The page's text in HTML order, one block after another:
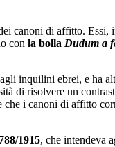
canoni di affitto. Essi,
con la bolla Dudum a
inquilini ebrei, e ha
di risolvere un
i canoni di affitto
1915, che intendeva